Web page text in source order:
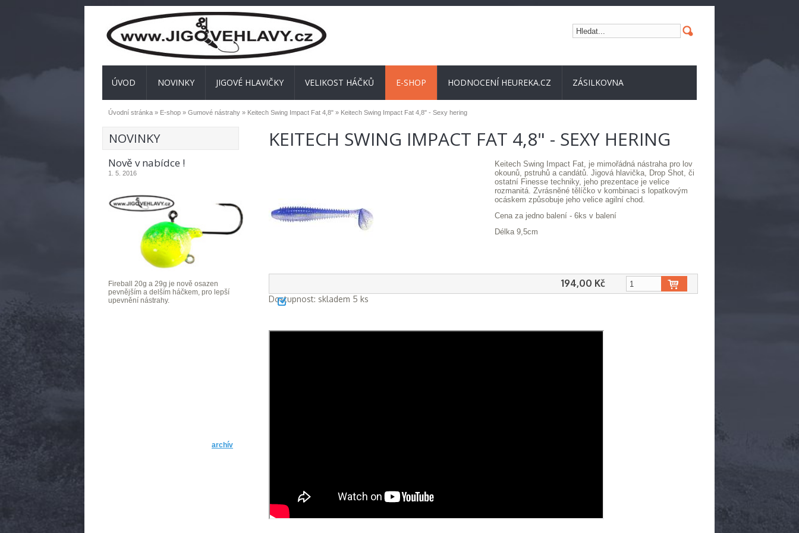
ÚVOD NOVINKY JIGOVÉ HLAVIČKY VELIKOST HÁČKŮ E-SHOP HODNOCENÍ HEUREKA.CZ ZÁSILKOVNA
Úvodní stránka » E-shop » Gumové nástrahy » Keitech Swing Impact Fat 4,8" » Keitech Swing Impact Fat 4,8" - Sexy hering
KEITECH SWING IMPACT FAT 4,8" - SEXY HERING
Keitech Swing Impact Fat, je mimořádná nástraha pro lov
okounů, pstruhů a candátů. Jigová hlavička, Drop Shot, či
ostatní Finesse techniky, jeho prezentace je velice
rozmanitá. Zvrásněné tělíčko v kombinaci s lopatkovým
ocáskem způsobuje jeho velice agilní chod.
Cena za jedno balení - 6ks v balení
Délka 9,5cm
194,00 Kč
Dostupnost: skladem 5 ks
NOVINKY
Nově v nabídce !
1. 5. 2016
Fireball 20g a 29g je nově osazen
pevnějším a delším háčkem, pro lepší
upevnění nástrahy.
archív